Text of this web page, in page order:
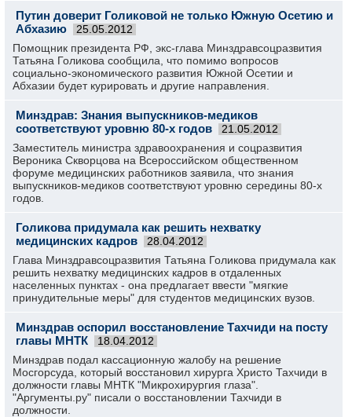
Путин доверит Голиковой не только Южную Осетию и
Абхазию
25.05.2012
Помощник президента РФ, экс-глава Минздравсоцразвития
Татьяна Голикова сообщила, что помимо вопросов
социально-экономического развития Южной Осетии и
Абхазии будет курировать и другие направления.
Минздрав: Знания выпускников-медиков
соответствуют уровню 80-х годов
21.05.2012
Заместитель министра здравоохранения и соцразвития
Вероника Скворцова на Всероссийском общественном
форуме медицинских работников заявила, что знания
выпускников-медиков соответствуют уровню середины 80-х
годов.
Голикова придумала как решить нехватку
медицинских кадров
28.04.2012
Глава Минздравсоцразвития Татьяна Голикова придумала как
решить нехватку медицинских кадров в отдаленных
населенных пунктах - она предлагает ввести "мягкие
принудительные меры" для студентов медицинских вузов.
Минздрав оспорил восстановление Тахчиди на посту
главы МНТК
18.04.2012
Минздрав подал кассационную жалобу на решение
Мосгорсуда, который восстановил хирурга Христо Тахчиди в
должности главы МНТК "Микрохирургия глаза".
"Аргументы.ру" писали о восстановлении Тахчиди в
должности.